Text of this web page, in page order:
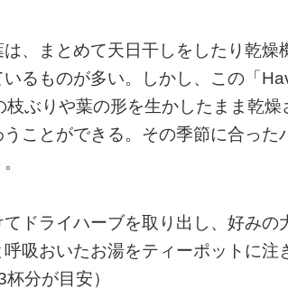
、まとめて天日干しをしたり乾燥
るものが多い。しかし、この「
ぶりや葉の形を生かしたまま乾燥
ことができる。その季節に合っ
ドライハーブを取り出し、好みの
吸おいたお湯をティーポットに注
分が目安）